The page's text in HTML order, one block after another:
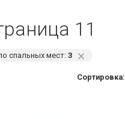
11
спальных мест: 3 ⨯
Сортировка: